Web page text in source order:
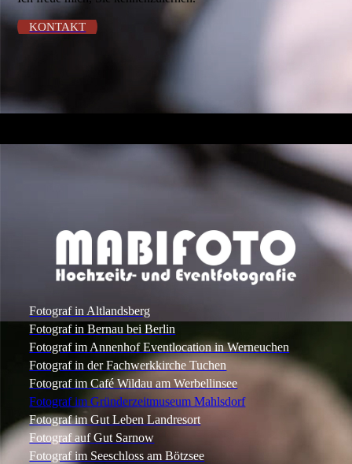
KONTAKT
Fotograf in Altlandsberg
Fotograf in Bernau bei Berlin
Fotograf im Annenhof Eventlocation in Werneuchen
Fotograf in der Fachwerkkirche Tuchen
Fotograf im Café Wildau am Werbellinsee
Fotograf im Gründerzeitmuseum Mahlsdorf
Fotograf im Gut Leben Landresort
Fotograf auf Gut Sarnow
Fotograf im Seeschloss am Bötzsee